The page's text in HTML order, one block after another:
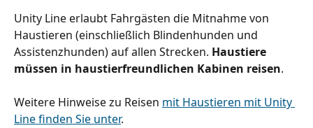
Unity Line erlaubt Fahrgästen die Mitnahme von
Haustieren (einschließlich Blindenhunden und
Assistenzhunden) auf allen Strecken. Haustiere
müssen in haustierfreundlichen Kabinen reisen.
Weitere Hinweise zu Reisen mit Haustieren mit Unity
Line finden Sie unter.